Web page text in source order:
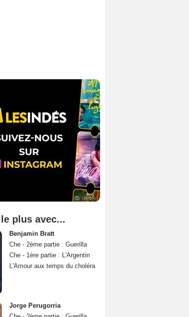
plus avec...
Benjamin Bratt
Che - 2ème partie : Guerilla
Che - 1ère partie : L'Argentin
L'Amour aux temps du choléra
Jorge Perugorria